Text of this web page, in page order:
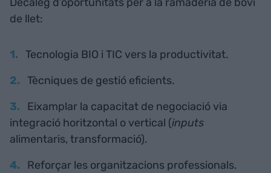
Decàleg d’oportunitats per a la ramaderia de boví
de llet:
Tecnologia BIO i TIC vers la productivitat.
Tècniques de gestió eficients.
Eixamplar la capacitat de negociació via
integració horitzontal o vertical (inputs
alimentaris, transformació).
Reforçar les organitzacions professionals.